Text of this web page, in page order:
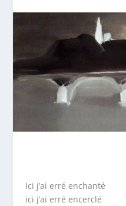
Ici j’ai erré enchanté
ici j’ai erré encerclé